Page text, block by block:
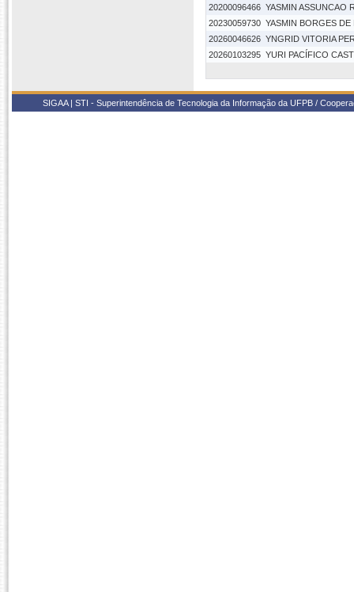
20200096466 YASMIN ASSUNCAO
20230059730 YASMIN BORGES DE
20260046626 YNGRID VITORIA
20260103295 YURI PACÍFICO
SIGAA | STI - Superintendência de Tecnologia da Informação da UFPB /